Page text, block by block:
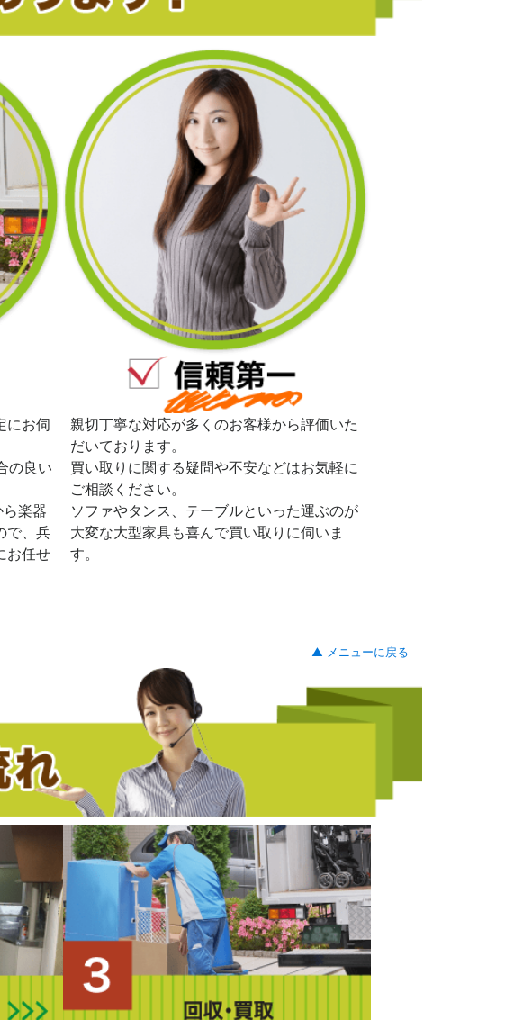
にお伺
の良い
楽器
で、兵
お任せ
親切丁寧な対応が多くのお客様から評価いた
だいております。
買い取りに関する疑問や不安などはお気軽に
ご相談ください。
ソファやタンス、テーブルといった運ぶのが
大変な大型家具も喜んで買い取りに伺いま
す。
▲ メニューに戻る